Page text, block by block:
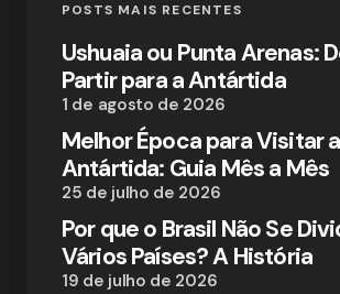
POSTS MAIS RECENTES
Ushuaia ou Punta Arenas:
Partir para a Antártida
1 de agosto de 2026
Melhor Época para Visitar a
Antártida: Guia Mês a Mês
25 de julho de 2026
Por que o Brasil Não Se
Vários Países? A História
19 de julho de 2026